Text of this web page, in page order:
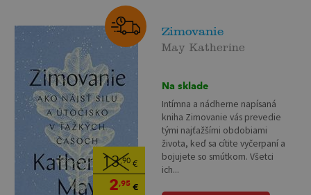
13,90€
2,95€
Zimovanie
May Katherine
Na sklade
Intímna a nádherne napísaná
kniha Zimovanie vás prevedie
tými najťažšími obdobiami
života, keď sa cítite vyčerpaní a
bojujete so smútkom. Všetci
ich...